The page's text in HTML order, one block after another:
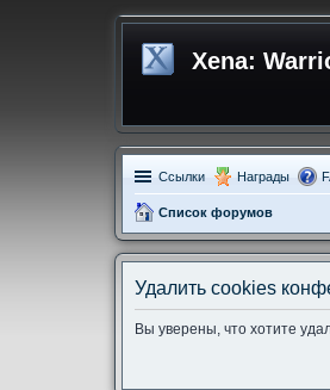
Xena:
Ссылки Награды
Список форумов
Удалить cookies
Вы уверены, что хотите